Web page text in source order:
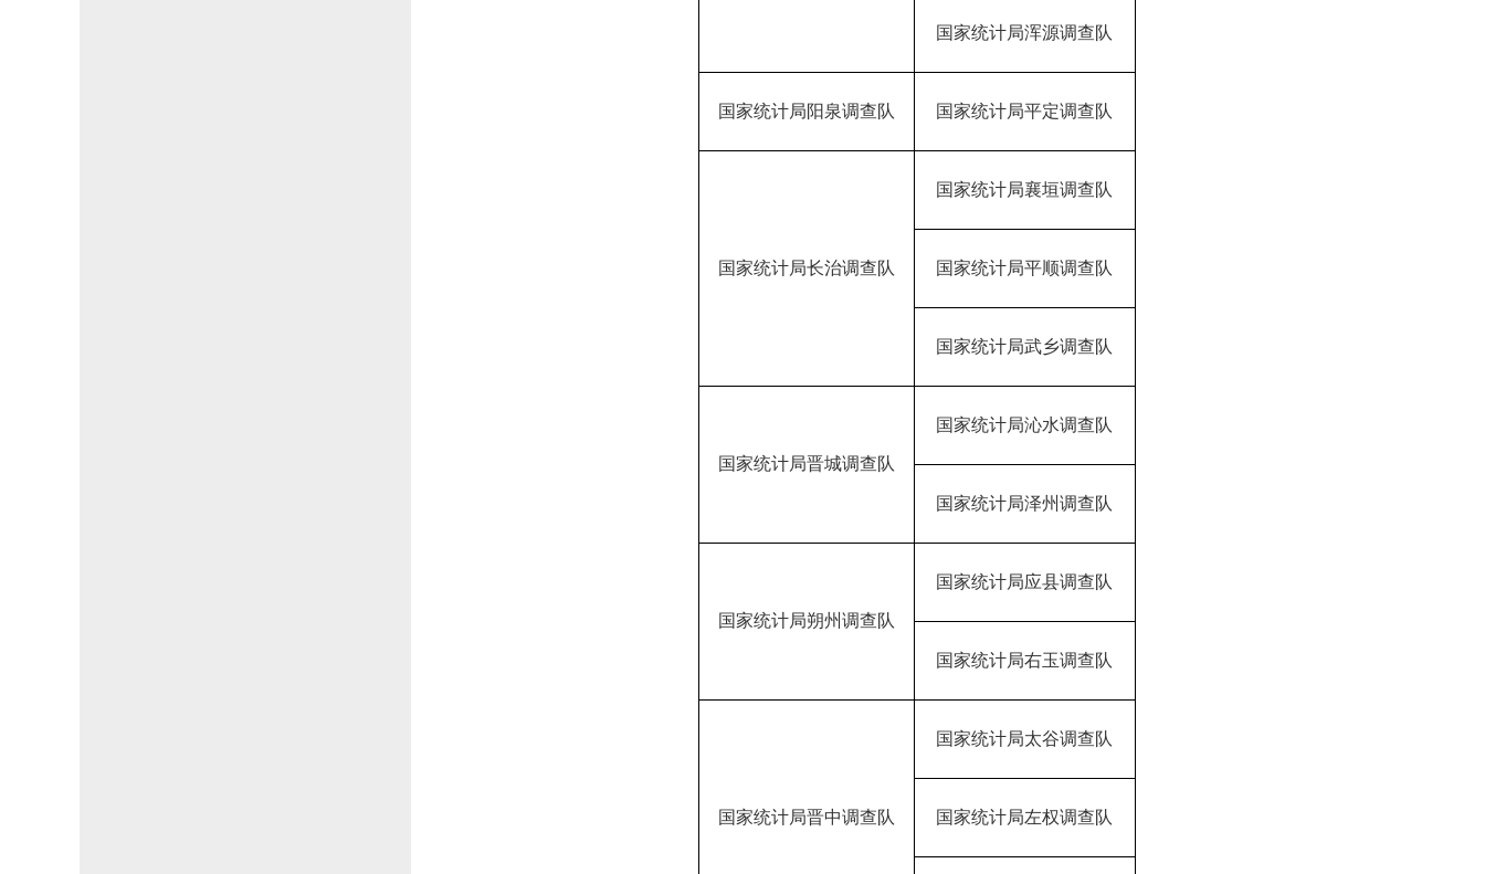
国家统计局浑源调查队
国家统计局阳泉调查队 国家统计局平定调查队
国家统计局长治调查队
国家统计局襄垣调查队
国家统计局平顺调查队
国家统计局武乡调查队
国家统计局晋城调查队
国家统计局沁水调查队
国家统计局泽州调查队
国家统计局朔州调查队
国家统计局应县调查队
国家统计局右玉调查队
国家统计局晋中调查队
国家统计局太谷调查队
国家统计局左权调查队